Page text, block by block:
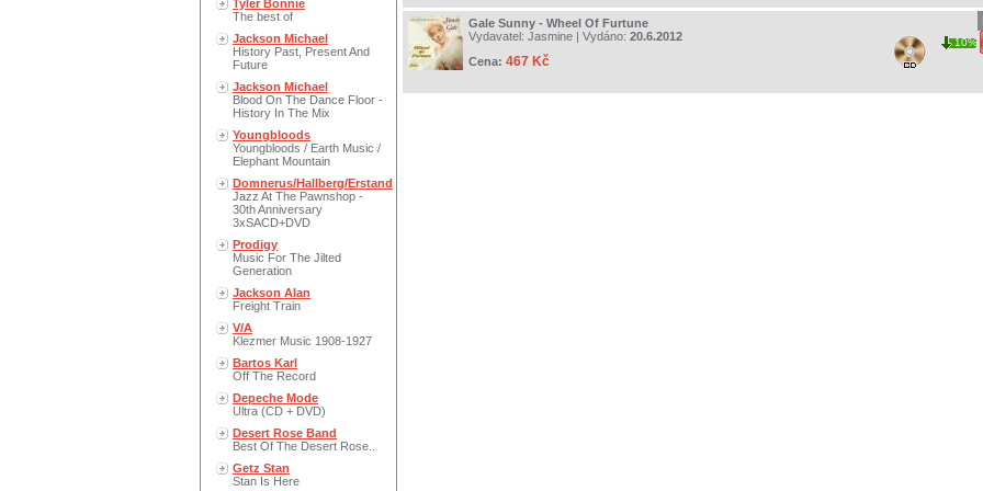
Tyler Bonnie
The best of
Jackson Michael
History Past, Present And
Future
Jackson Michael
Blood On The Dance Floor -
History In The Mix
Youngbloods
Youngbloods / Earth Music /
Elephant Mountain
Domnerus/Hallberg/Erstand
Jazz At The Pawnshop -
30th Anniversary
3xSACD+DVD
Prodigy
Music For The Jilted
Generation
Jackson Alan
Freight Train
V/A
Klezmer Music 1908-1927
Bartos Karl
Off The Record
Depeche Mode
Ultra (CD + DVD)
Desert Rose Band
Best Of The Desert Rose..
Getz Stan
Stan Is Here
Gale Sunny - Wheel Of Furtune
Vydavatel: Jasmine | Vydáno: 20.6.2012
Cena: 467 Kč
10%